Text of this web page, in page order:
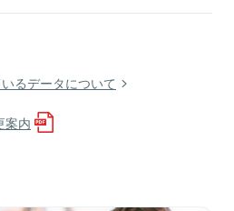
るデータについて
案内